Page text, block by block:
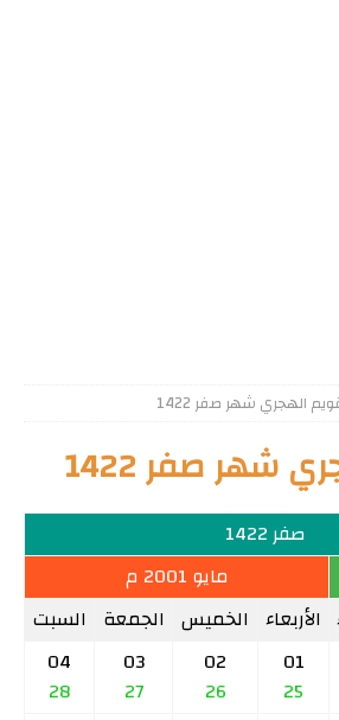
الهجري شهر صفر 1422
شهر صفر 1422
صفر 1422
مايو 2001 م
الأربعاء الخميس الجمعة السبت
01
25
02
26
03
27
04
28